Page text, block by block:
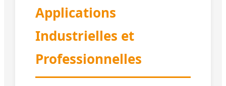
Applications
Industrielles et
Professionnelles